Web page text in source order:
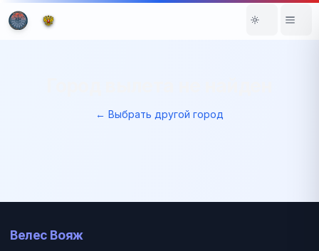
← Выбрать другой город
Велес Вояж